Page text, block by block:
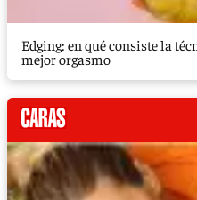
Edging: en qué consiste la
mejor orgasmo